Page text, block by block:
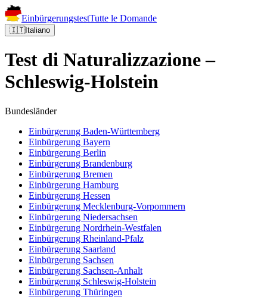
EinbürgerungstestTutte le Domande
🇮🇹Italiano
Test di Naturalizzazione –
Schleswig-Holstein
Bundesländer
Einbürgerung Baden-Württemberg
Einbürgerung Bayern
Einbürgerung Berlin
Einbürgerung Brandenburg
Einbürgerung Bremen
Einbürgerung Hamburg
Einbürgerung Hessen
Einbürgerung Mecklenburg-Vorpommern
Einbürgerung Niedersachsen
Einbürgerung Nordrhein-Westfalen
Einbürgerung Rheinland-Pfalz
Einbürgerung Saarland
Einbürgerung Sachsen
Einbürgerung Sachsen-Anhalt
Einbürgerung Schleswig-Holstein
Einbürgerung Thüringen